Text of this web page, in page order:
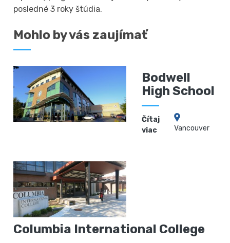
posledné 3 roky štúdia.
Mohlo by vás zaujímať
Bodwell
High School
Čítaj
viac
Vancouver
Columbia International College